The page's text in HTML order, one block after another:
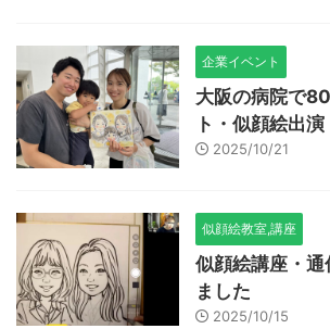
企業イベント
大阪の病院で
ト・似顔絵出演
2025/10/21
似顔絵教室,講座
似顔絵講座・通
ました
2025/10/15